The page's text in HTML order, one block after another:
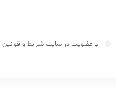
با عضویت در سایت شرایط و قوانین